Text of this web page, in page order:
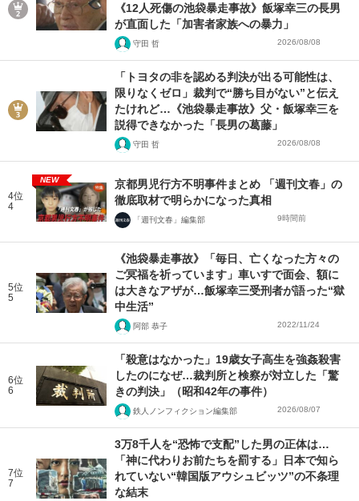
《12人死傷の池袋暴走事故》飯塚幸三の長男
が直面した「加害者家族への暴力」
守田 哲 2026/08/08
「トヨタの非を認める判決が出る可能性は、
限りなくゼロ」裁判で“勝ち目がない”と伝え
たけれど…《池袋暴走事故》父・飯塚幸三を
説得できなかった「長男の葛藤」
守田 哲 2026/08/08
4位
4
NEW
京都男児行方不明事件まとめ 「週刊文春」の
徹底取材で明らかになった真相
「週刊文春」編集部 9時間前
5位
5
《池袋暴走事故》「毎日、亡くなった方々の
ご冥福を祈っています」車いすで面会、額に
は大きなアザが…飯塚幸三受刑者が語った“獄
中生活”
阿部 恭子 2022/11/24
6位
6
「殺意はなかった」19歳女子高生を強姦殺害
したのになぜ…裁判所と検察が対立した「驚
きの判決」（昭和42年の事件）
鉄人ノンフィクション編集部 2026/08/07
7位
7
3万8千人を“恐怖で支配”した男の正体は…
「神に代わりお前たちを罰する」日本で知ら
れていない“韓国版アウシュビッツ”の不条理
な結末